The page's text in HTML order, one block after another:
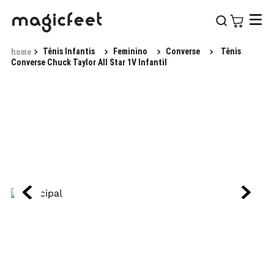
Tênis Infantis Feminino Converse
Tênis
Converse Chuck Taylor All Star 1V Infantil